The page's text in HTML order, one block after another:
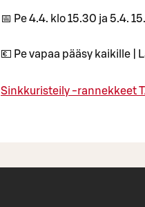
📅 Pe 4.4. klo 15.30 ja 5.4.
💶 Pe vapaa pääsy kaikille
Sinkkuristeily -rannekkeet